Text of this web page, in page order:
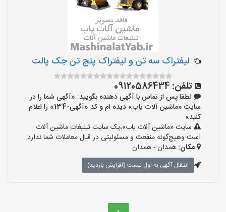
لیفتراک سه تن و لیفتراک پنج تن جک پالت
تلفن: 09120586434
لطفا پس از تماس با آگهی دهنده بگویید: «آگهی شما را در
سایت «ماشین آلات یاب» دیده ام و کد «آگهی-134» را اعلام
کنید»
سایت «ماشین آلات یاب»،یک سایت تبلیغات ماشین آلات
است وهیچ‌گونه منفعت و مسئولیتی در قبال معاملات شما ندارد.
مکان:همدان - همدان
انتقال آگهی به اول لیست (افزایش بازدید)